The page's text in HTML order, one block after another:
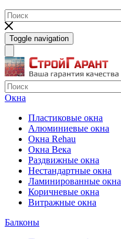
Toggle navigation
Окна
Пластиковые окна
Алюминиевые окна
Окна Rehau
Окна Века
Раздвижные окна
Нестандартные окна
Ламинированные окна
Коричневые окна
Витражные окна
Балконы